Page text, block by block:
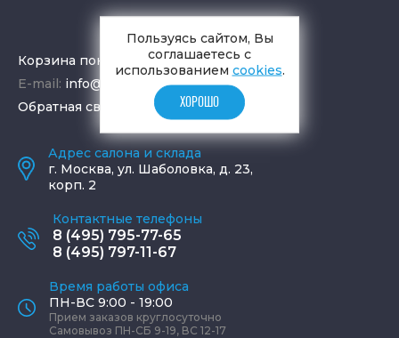
Корзина покупок
E-mail: info@aquamir.ru
Обратная связь
Адрес салона и склада
г. Москва, ул. Шаболовка, д. 23,
корп. 2
Контактные телефоны
8 (495) 795-77-65
8 (495) 797-11-67
Время работы офиса
ПН-ВС 9:00 - 19:00
Прием заказов круглосуточно
Самовывоз ПН-СБ 9-19, ВС 12-17
Пользуясь сайтом, Вы
соглашаетесь с
использованием cookies.
ХОРОШО